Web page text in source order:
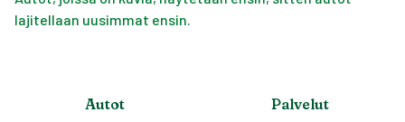
lajitellaan uusimmat ensin.
Autot Palvelut